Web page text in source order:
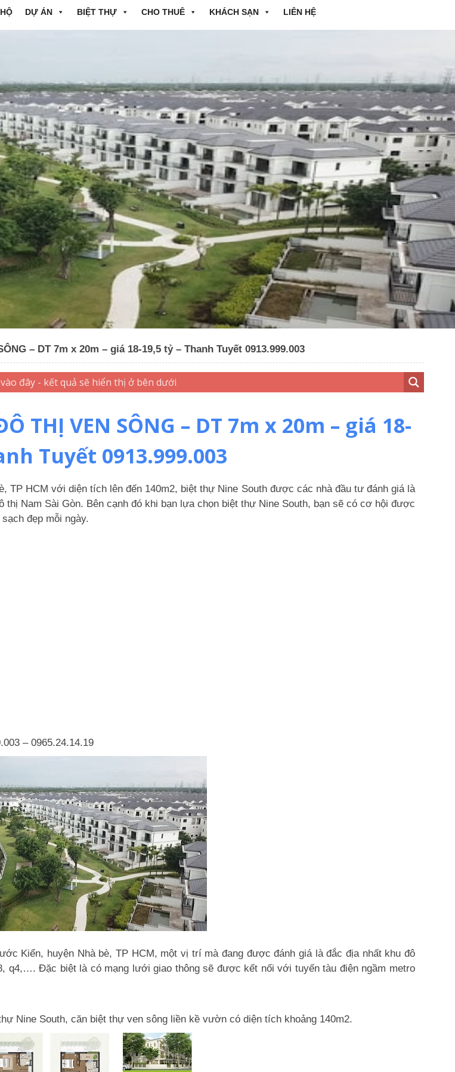
DỰ ÁN BIỆT THỰ CHO THUÊ KHÁCH SẠN LIÊN HỆ
– DT 7m x 20m – giá 18-19,5 tỷ – Thanh Tuyết 0913.999.003
THỊ VEN SÔNG – DT 7m x 20m – giá 18-
Tuyết 0913.999.003
TP HCM với diện tích lên đến 140m2, biệt thự Nine South được các nhà đầu tư đánh giá là
Nam Sài Gòn. Bên cạnh đó khi bạn lựa chọn biệt thự Nine South, bạn sẽ có cơ hội được
đẹp mỗi ngày.
– 0965.24.14.19
Kiển, huyện Nhà bè, TP HCM, một vị trí mà đang được đánh giá là đắc địa nhất khu đô
q4,…. Đặc biệt là có mạng lưới giao thông sẽ được kết nối với tuyến tàu điện ngầm metro
Nine South, căn biệt thự ven sông liền kề vườn có diện tích khoảng 140m2.